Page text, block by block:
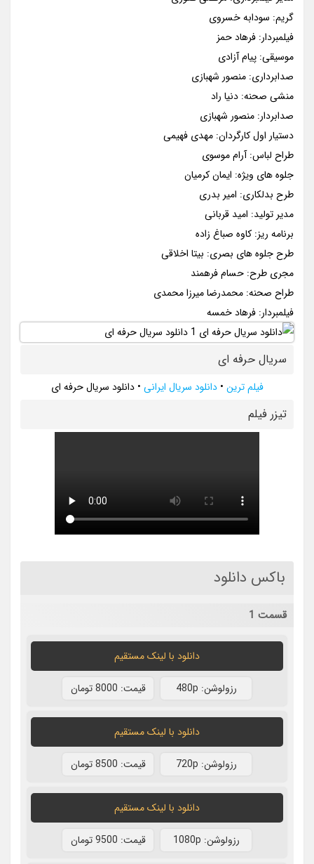
گریم: سودابه خسروی
فیلمبردار: فرهاد حمز
موسیقی: پیام آزادی
صدابرداری: منصور شهبازی
منشی صحنه: دنیا راد
صدابردار: منصور شهبازی
دستیار اول کارگردان: مهدی فهیمی
طراح لباس: آرام موسوی
جلوه های ویژه: ایمان کرمیان
طرح بدلکاری: امیر بدری
مدیر تولید: امید قربانی
برنامه ریز: کاوه صباغ زاده
طرح جلوه های بصری: بیتا اخلاقی
مجری طرح: حسام فرهمند
طراح صحنه: محمدرضا میرزا محمدی
فیلمبردار: فرهاد خمسه
سریال حرفه ای
فیلم ترین •دانلود سریال ایرانی •دانلود سریال حرفه ای
تيزر فيلم
باکس دانلود
قسمت 1
دانلود با لينک مستقيم
رزولوشن: 480p قيمت: 8000 تومان
دانلود با لينک مستقيم
رزولوشن: 720p قيمت: 8500 تومان
دانلود با لينک مستقيم
رزولوشن: 1080p قيمت: 9500 تومان